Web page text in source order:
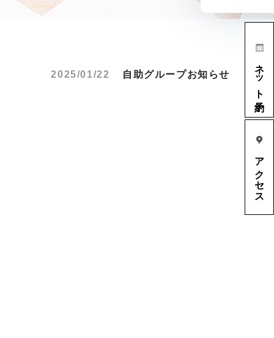
ネット予約
アクセス
2025/01/22 自助グループお知らせ